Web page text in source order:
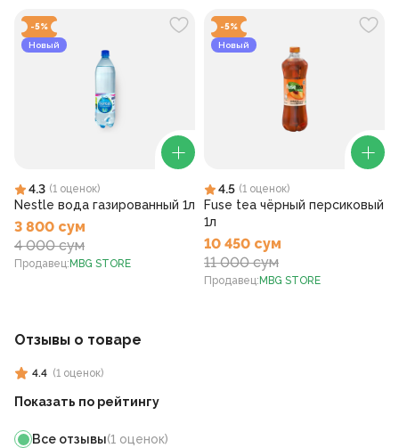
-5%
Новый
4.3 (1 оценок)
Nestle вода газированный 1л
3 800 сум
4 000 сум
Продавец: MBG STORE
-5%
Новый
4.5 (1 оценок)
Fuse tea чёрный персиковый
1л
10 450 сум
11 000 сум
Продавец: MBG STORE
Отзывы о товаре
4.4 (1 оценок)
Показать по рейтингу
Все отзывы(1 оценок)